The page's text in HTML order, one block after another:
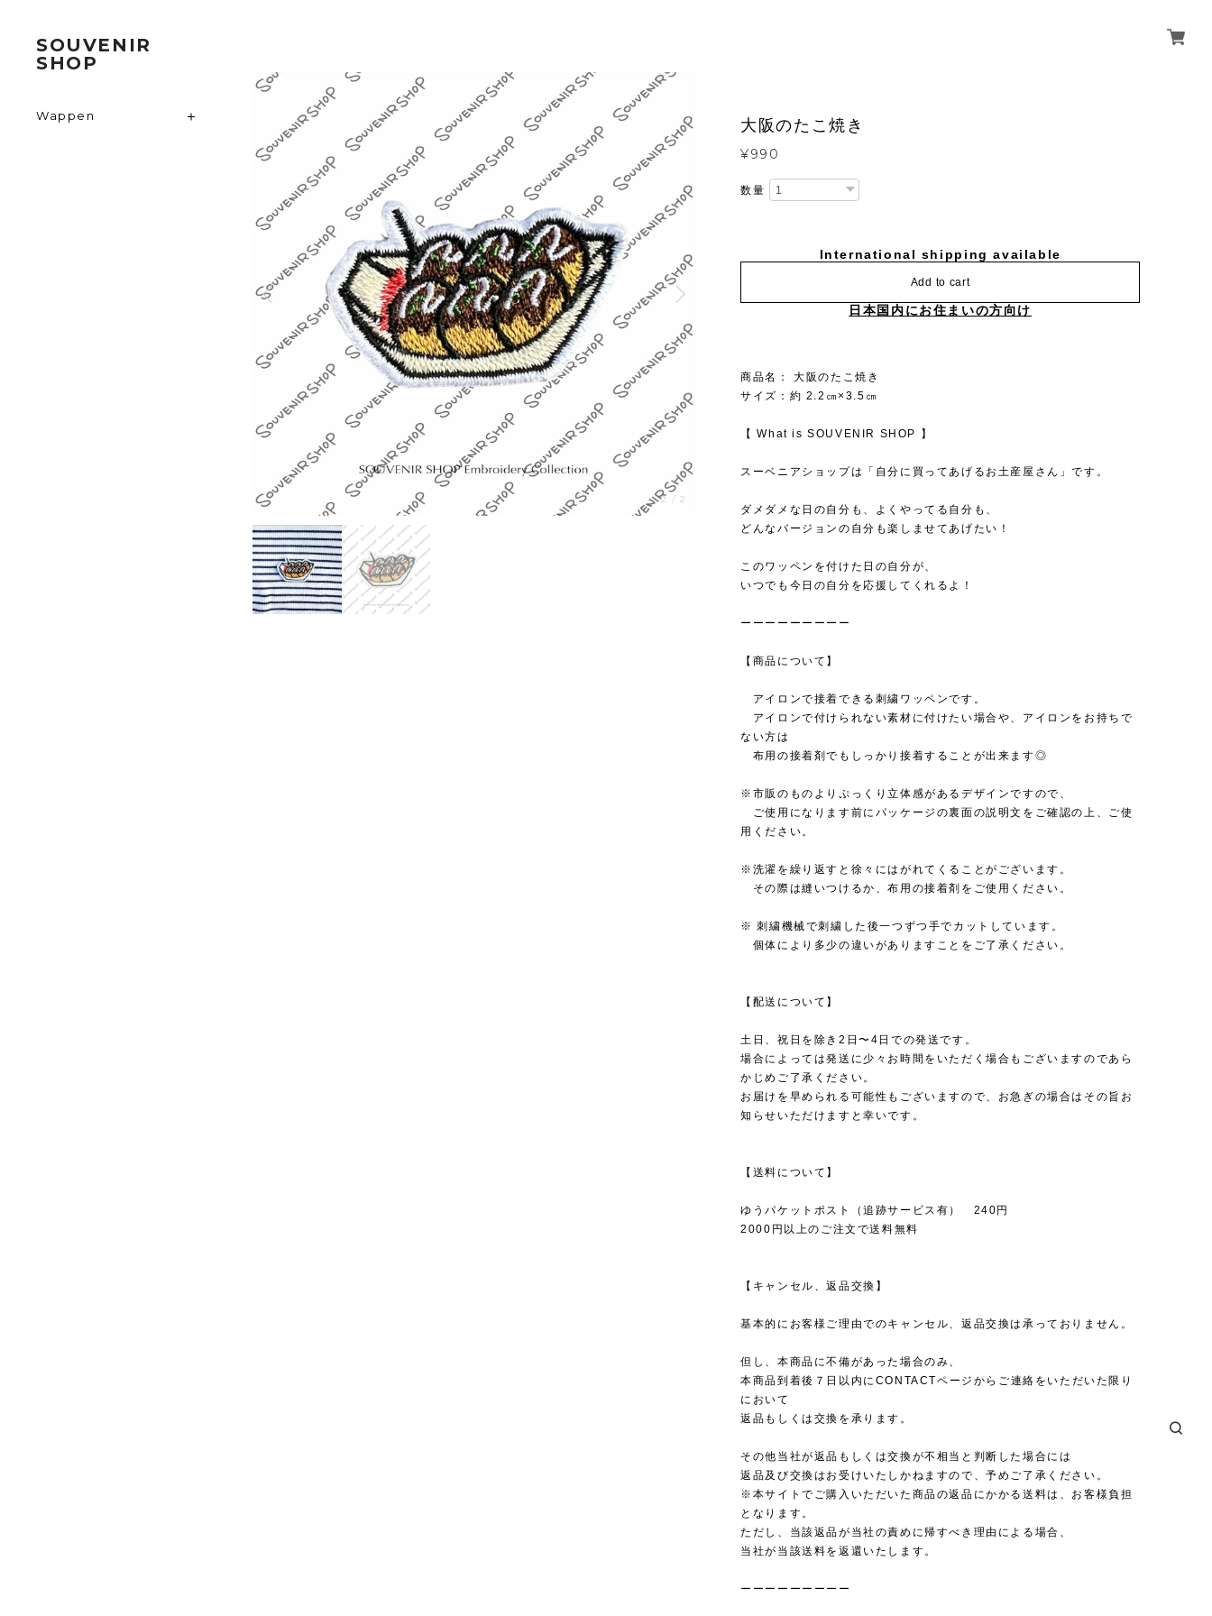
SOUVENIR
SHOP
Wappen
1 /2
大阪のたこ焼き
¥990
数量
International shipping available
Add to cart
日本国内にお住まいの方向け
商品名： 大阪のたこ焼き
サイズ：約 2.2㎝×3.5㎝
【 What is SOUVENIR SHOP 】
スーベニアショップは「自分に買ってあげるお土産屋さん」です。
ダメダメな日の自分も、よくやってる自分も、
どんなバージョンの自分も楽しませてあげたい！
このワッペンを付けた日の自分が、
いつでも今日の自分を応援してくれるよ！
ーーーーーーーーー
【商品について】
アイロンで接着できる刺繍ワッペンです。
アイロンで付けられない素材に付けたい場合や、アイロンをお持ちで
ない方は
布用の接着剤でもしっかり接着することが出来ます◎
※市販のものよりぷっくり立体感があるデザインですので、
ご使用になります前にパッケージの裏面の説明文をご確認の上、ご使
用ください。
※洗濯を繰り返すと徐々にはがれてくることがございます。
その際は縫いつけるか、布用の接着剤をご使用ください。
※ 刺繍機械で刺繍した後一つずつ手でカットしています。
個体により多少の違いがありますことをご了承ください。
【配送について】
土日、祝日を除き2日〜4日での発送です。
場合によっては発送に少々お時間をいただく場合もございますのであら
かじめご了承ください。
お届けを早められる可能性もございますので、お急ぎの場合はその旨お
知らせいただけますと幸いです。
【送料について】
ゆうパケットポスト（追跡サービス有） 240円
2000円以上のご注文で送料無料
【キャンセル、返品交換】
基本的にお客様ご理由でのキャンセル、返品交換は承っておりません。
但し、本商品に不備があった場合のみ、
本商品到着後７日以内にCONTACTページからご連絡をいただいた限り
において
返品もしくは交換を承ります。
その他当社が返品もしくは交換が不相当と判断した場合には
返品及び交換はお受けいたしかねますので、予めご了承ください。
※本サイトでご購入いただいた商品の返品にかかる送料は、お客様負担
となります。
ただし、当該返品が当社の責めに帰すべき理由による場合、
当社が当該送料を返還いたします。
ーーーーーーーーー